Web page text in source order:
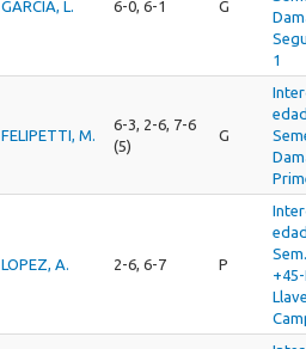
GARCIA, L. 6-0, 6-1 G
1
FELIPETTI, M.
6-3, 2-6, 7-6
(5)
G
LOPEZ, A. 2-6, 6-7 P